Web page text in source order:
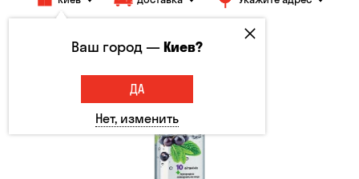
Ваш город —Киев?
ДА
Нет, изменить